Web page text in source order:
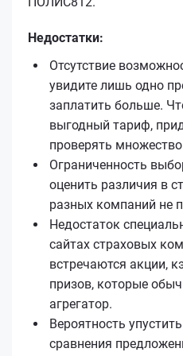
Недостатки:
Отсутствие
увидите лишь одно
заплатить больше.
выгодный тариф,
проверять
Ограниченность
оценить различия в
разных компаний не
Недостаток
сайтах страховых
встречаются акции,
призов, которые
агрегатор.
Вероятность
сравнения